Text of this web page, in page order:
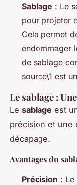
Sablage : Le
pour projeter
Cela permet
endommager
de sablage
source\1 est
Le sablage :
Le sablage est
précision et une
décapage.
Avantages du
Précision : Le